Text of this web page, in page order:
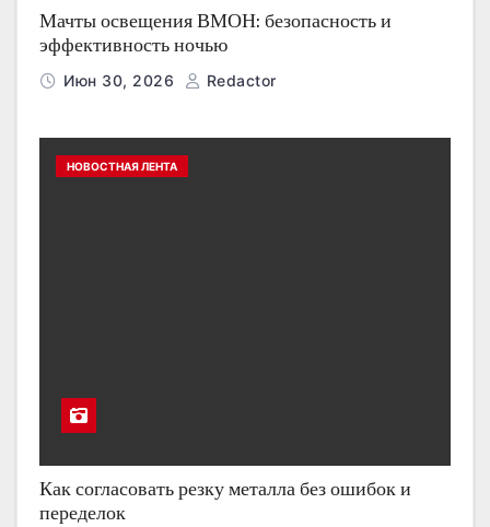
Мачты освещения ВМОН: безопасность и
эффективность ночью
Июн 30, 2026 Redactor
НОВОСТНАЯ ЛЕНТА
Как согласовать резку металла без ошибок и
переделок